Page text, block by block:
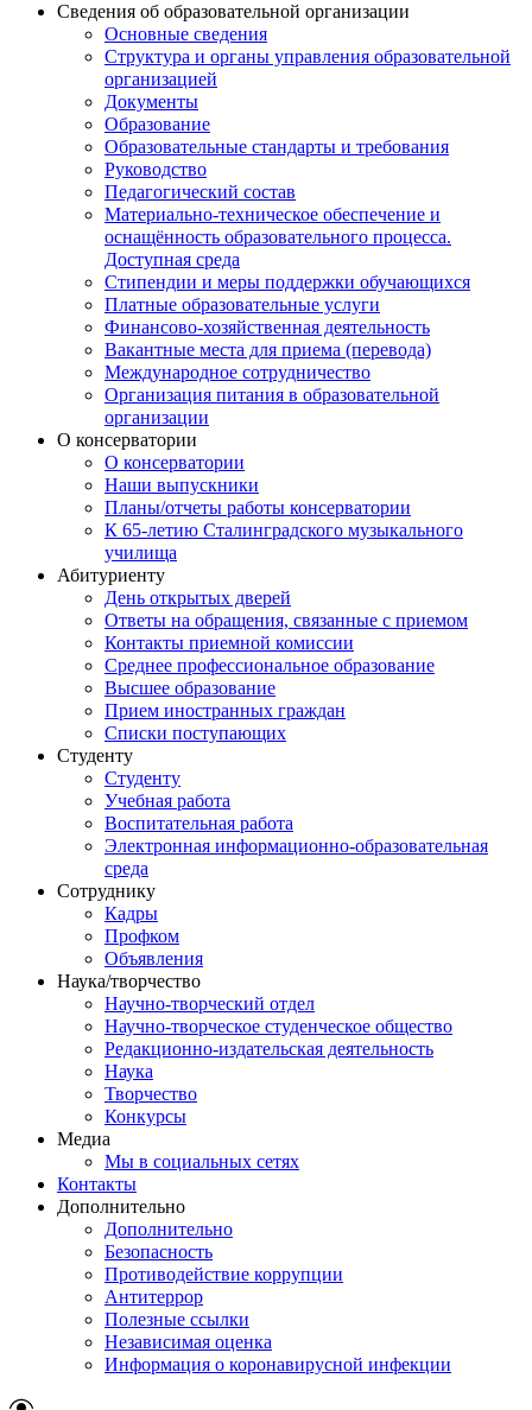
Сведения об образовательной организации
Основные сведения
Структура и органы управления образовательной
организацией
Документы
Образование
Образовательные стандарты и требования
Руководство
Педагогический состав
Материально-техническое обеспечение и
оснащённость образовательного процесса.
Доступная среда
Стипендии и меры поддержки обучающихся
Платные образовательные услуги
Финансово-хозяйственная деятельность
Вакантные места для приема (перевода)
Международное сотрудничество
Организация питания в образовательной
организации
О консерватории
О консерватории
Наши выпускники
Планы/отчеты работы консерватории
К 65-летию Сталинградского музыкального
училища
Абитуриенту
День открытых дверей
Ответы на обращения, связанные с приемом
Контакты приемной комиссии
Среднее профессиональное образование
Высшее образование
Прием иностранных граждан
Списки поступающих
Студенту
Студенту
Учебная работа
Воспитательная работа
Электронная информационно-образовательная
среда
Сотруднику
Кадры
Профком
Объявления
Наука/творчество
Научно-творческий отдел
Научно-творческое студенческое общество
Редакционно-издательская деятельность
Наука
Творчество
Конкурсы
Медиа
Мы в социальных сетях
Контакты
Дополнительно
Дополнительно
Безопасность
Противодействие коррупции
Антитеррор
Полезные ссылки
Независимая оценка
Информация о коронавирусной инфекции